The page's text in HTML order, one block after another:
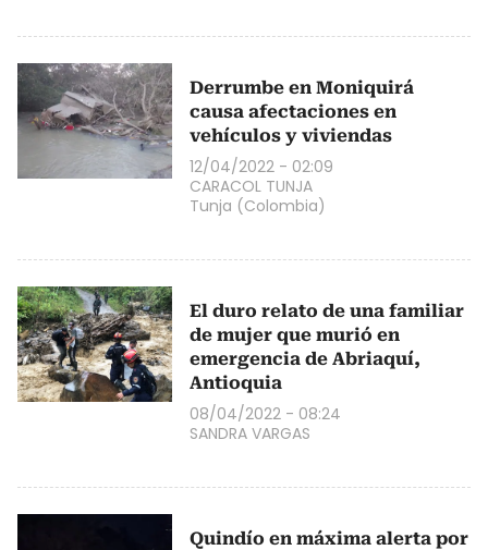
Derrumbe en Moniquirá
causa afectaciones en
vehículos y viviendas
12/04/2022 - 02:09
CARACOL TUNJA
Tunja (Colombia)
El duro relato de una familiar
de mujer que murió en
emergencia de Abriaquí,
Antioquia
08/04/2022 - 08:24
SANDRA VARGAS
Quindío en máxima alerta por